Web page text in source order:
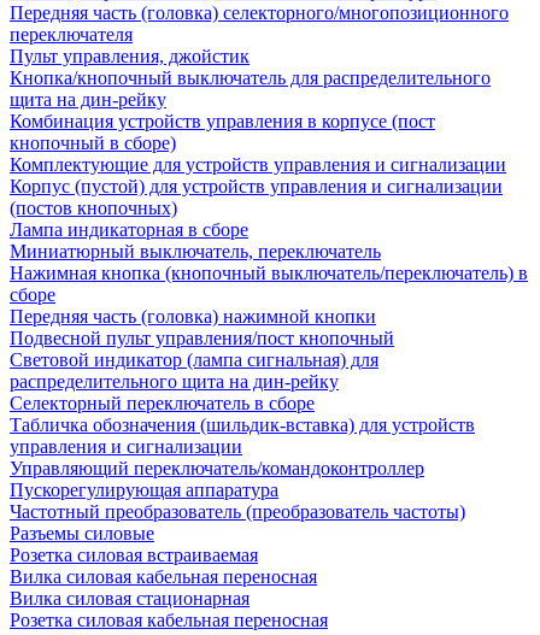
Передняя часть (головка) селекторного/многопозиционного
переключателя
Пульт управления, джойстик
Кнопка/кнопочный выключатель для распределительного
щита на дин-рейку
Комбинация устройств управления в корпусе (пост
кнопочный в сборе)
Комплектующие для устройств управления и сигнализации
Корпус (пустой) для устройств управления и сигнализации
(постов кнопочных)
Лампа индикаторная в сборе
Миниатюрный выключатель, переключатель
Нажимная кнопка (кнопочный выключатель/переключатель) в
сборе
Передняя часть (головка) нажимной кнопки
Подвесной пульт управления/пост кнопочный
Световой индикатор (лампа сигнальная) для
распределительного щита на дин-рейку
Селекторный переключатель в сборе
Табличка обозначения (шильдик-вставка) для устройств
управления и сигнализации
Управляющий переключатель/командоконтроллер
Пускорегулирующая аппаратура
Частотный преобразователь (преобразователь частоты)
Разъемы силовые
Розетка силовая встраиваемая
Вилка силовая кабельная переносная
Вилка силовая стационарная
Розетка силовая кабельная переносная